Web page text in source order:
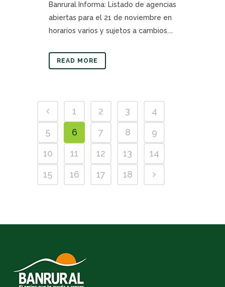
Banrural Informa: Listado de agencias
abiertas para el 21 de noviembre en
horarios varios y sujetos a cambios....
READ MORE
1 2 3
4
5
6 7 8
9
10
11 12 13
14
15
16 17 18